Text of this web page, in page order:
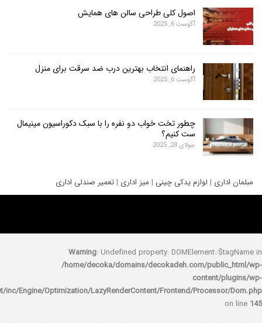
اصول کلی طراحی سالن های همایش
آگوست 6, 2025
راهنمای انتخاب بهترین درب ضد سرقت برای منزل
آگوست 6, 2025
چطور تخت خواب دو نفره را با سبک دکوراسیون مینیمال
ست کنیم؟
جولای 28, 2025
|لوازم یدکی چینی|میز اداری| تعمیر صندلی اداری
Warning: Undefined property:
/home/decoka/domains/decokadeh.com/
rocket/inc/Engine/Optimization/LazyRenderContent/Frontend/